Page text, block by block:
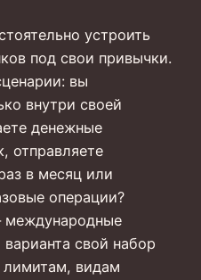
устроить
под свои привычки.
вы
внутри своей
денежные
отправляете
в месяц или
операции?
международные
свой набор
лимитам, видам